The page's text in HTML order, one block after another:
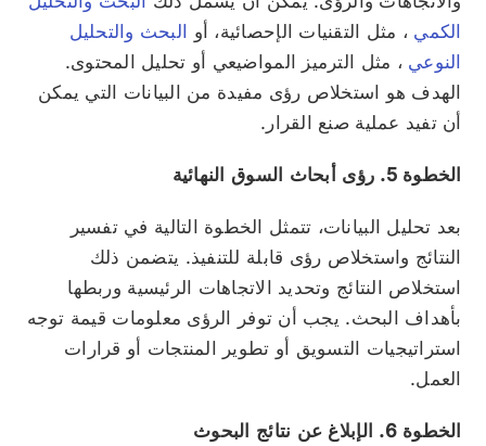
الكمي ، مثل التقنيات الإحصائية، أو البحث والتحليل
النوعي ، مثل الترميز المواضيعي أو تحليل المحتوى.
الهدف هو استخلاص رؤى مفيدة من البيانات التي يمكن
أن تفيد عملية صنع القرار.
الخطوة 5. رؤى أبحاث السوق النهائية
بعد تحليل البيانات، تتمثل الخطوة التالية في تفسير
النتائج واستخلاص رؤى قابلة للتنفيذ. يتضمن ذلك
استخلاص النتائج وتحديد الاتجاهات الرئيسية وربطها
بأهداف البحث. يجب أن توفر الرؤى معلومات قيمة توجه
استراتيجيات التسويق أو تطوير المنتجات أو قرارات
العمل.
الخطوة 6. الإبلاغ عن نتائج البحوث